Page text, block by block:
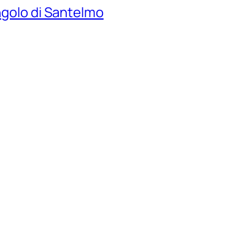
di Santelmo